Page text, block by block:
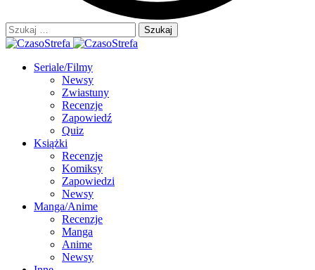
Szukaj:
Seriale/Filmy
Newsy
Zwiastuny
Recenzje
Zapowiedź
Quiz
Książki
Recenzje
Komiksy
Zapowiedzi
Newsy
Manga/Anime
Recenzje
Manga
Anime
Newsy